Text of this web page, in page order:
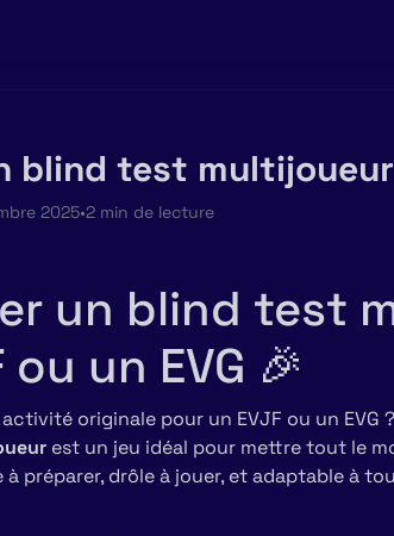
blind test multijoueur
2025•2 min de lecture
un blind test
un EVG 🎉
originale pour un EVJF ou un EVG ?
est un jeu idéal pour mettre tout le
à préparer, drôle à jouer, et adaptable à